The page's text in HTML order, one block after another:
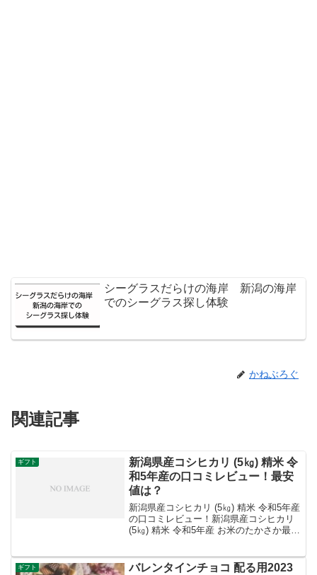
シーグラスだらけの海岸 新潟の海岸
でのシーグラス探し体験
かねぶろぐ
関連記事
ギフト
新潟県産コシヒカリ (5㎏) 精米 令
和5年産の口コミレビュー！最安
値は？
新潟県産コシヒカリ (5㎏) 精米 令和5年産
の口コミレビュー！新潟県産コシヒカリ
(5㎏) 精米 令和5年産 お米のたかさか最安
します。また、最安値について...
ギフト バレンタインチョコ 配る用2023